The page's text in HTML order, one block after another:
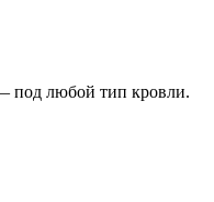
под любой тип кровли.